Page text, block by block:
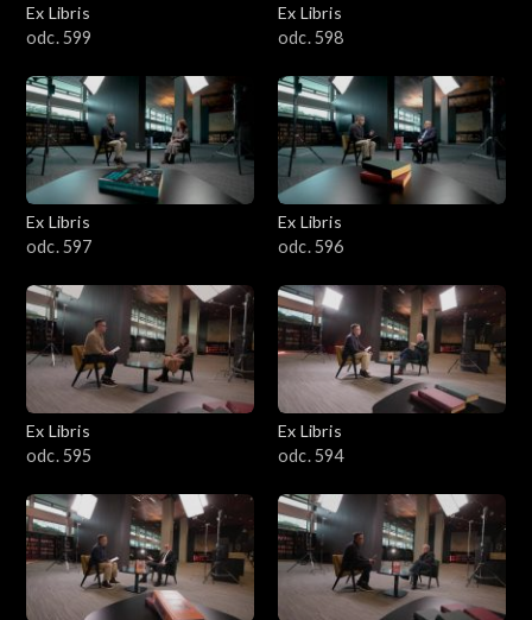
Ex Libris
odc. 599
Ex Libris
odc. 598
Ex Libris
odc. 597
Ex Libris
odc. 596
Ex Libris
odc. 595
Ex Libris
odc. 594